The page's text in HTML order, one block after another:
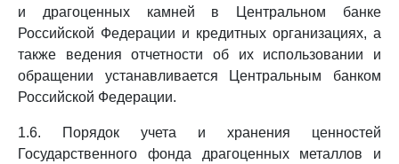
и драгоценных камней в Центральном банке
Российской Федерации и кредитных организациях, а
также ведения отчетности об их использовании и
обращении устанавливается Центральным банком
Российской Федерации.
1.6. Порядок учета и хранения ценностей
Государственного фонда драгоценных металлов и